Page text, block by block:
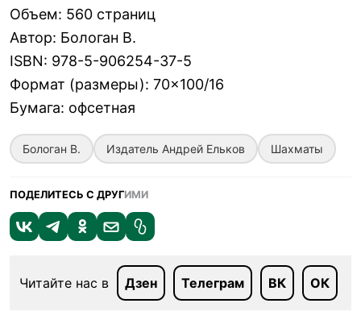
Объем: 560 страниц
Автор: Бологан В.
ISBN: 978-5-906254-37-5
Формат (размеры): 70×100/16
Бумага: офсетная
Бологан В. Издатель Андрей Ельков Шахматы
ПОДЕЛИТЕСЬ С ДРУГИМИ
Читайте нас в Дзен Телеграм ВК ОК